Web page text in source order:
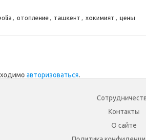
, отопление , ташкент , хокимият , цены
авторизоваться.
Контакты
О сайте